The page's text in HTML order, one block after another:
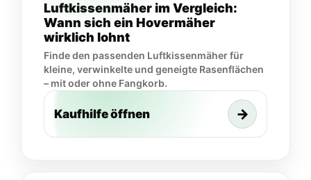
Luftkissenmäher im Vergleich:
Wann sich ein Hovermäher
wirklich lohnt
Finde den passenden Luftkissenmäher für
kleine, verwinkelte und geneigte Rasenflächen
– mit oder ohne Fangkorb.
Kaufhilfe öffnen →